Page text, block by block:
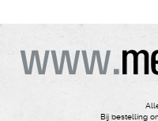
Bij bestelling